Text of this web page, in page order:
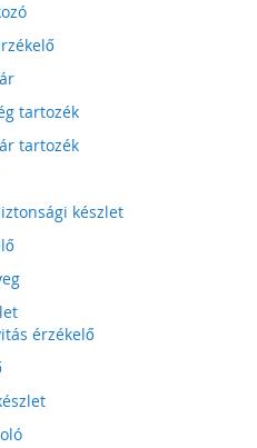
tartozék
tartozék
készlet
érzékelő